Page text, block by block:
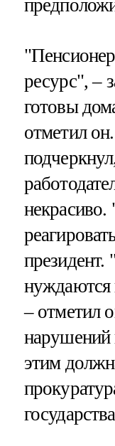
ресурс", –
готовы
отметил
нуждаются
– отметил
нарушений
этим